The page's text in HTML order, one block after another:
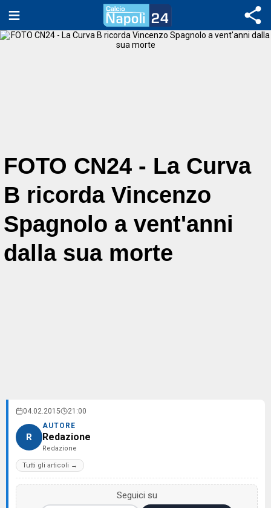
FOTO CN24 - La Curva
B ricorda Vincenzo
Spagnolo a vent'anni
dalla sua morte
04.02.2015 21:00
R
AUTORE
Redazione
Redazione
Tutti gli articoli →
Seguici su